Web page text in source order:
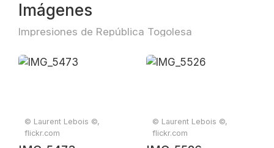
Imágenes
Impresiones de República Togolesa
© Laurent Lebois ©,
flickr.com
© Laurent Lebois ©,
flickr.com